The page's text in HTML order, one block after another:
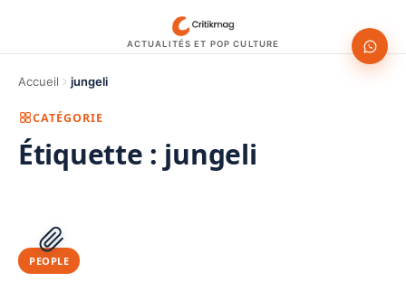
ACTUALITÉS ET POP CULTURE
Accueil jungeli
CATÉGORIE
Étiquette : jungeli
PUBLICITÉ
PEOPLE